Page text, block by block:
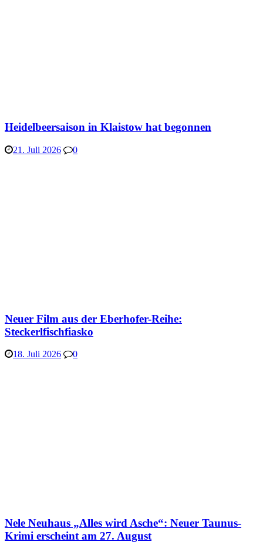
Heidelbeersaison in Klaistow hat begonnen
21. Juli 2026 0
Neuer Film aus der Eberhofer-Reihe:
Steckerlfischfiasko
18. Juli 2026 0
Nele Neuhaus „Alles wird Asche“: Neuer Taunus-
Krimi erscheint am 27. August